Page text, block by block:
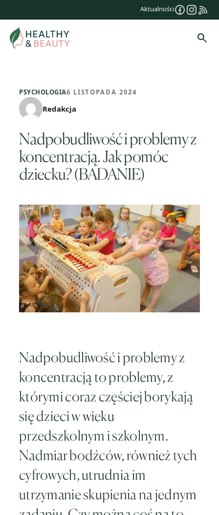
treści
Aktualności
PSYCHOLOGIA6 LISTOPADA 2024
Redakcja
Nadpobudliwość i problemy z
koncentracją. Jak pomóc
dziecku? (BADANIE)
Nadpobudliwość i problemy z
koncentracją to problemy, z
którymi coraz częściej borykają
się dzieci w wieku
przedszkolnym i szkolnym.
Nadmiar bodźców, również tych
cyfrowych, utrudnia im
utrzymanie skupienia na jednym